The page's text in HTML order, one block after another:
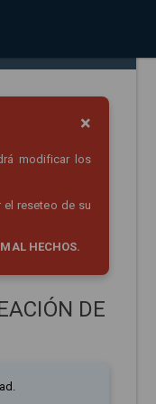
×
modificar los
el reseteo de su
HECHOS.
DE